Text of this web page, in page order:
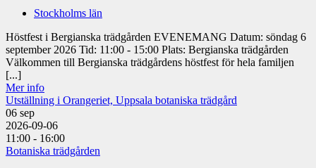
Stockholms län
Höstfest i Bergianska trädgården EVENEMANG Datum: söndag 6
september 2026 Tid: 11:00 - 15:00 Plats: Bergianska trädgården
Välkommen till Bergianska trädgårdens höstfest för hela familjen
[...]
Mer info
Utställning i Orangeriet, Uppsala botaniska trädgård
06 sep
2026-09-06
11:00 - 16:00
Botaniska trädgården